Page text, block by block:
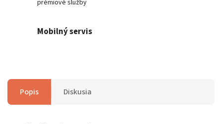
prémiové služby
Mobilný servis
Popis Diskusia